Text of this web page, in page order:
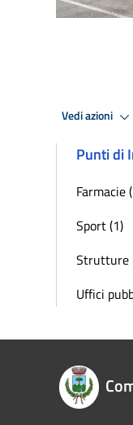
Vedi azioni
Punti di
Farmacie
Sport (1)
Strutture
Uffici